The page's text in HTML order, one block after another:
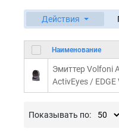
Действия
Наименование
Эмиттер Volfoni
ActivEyes /
Показывать по: